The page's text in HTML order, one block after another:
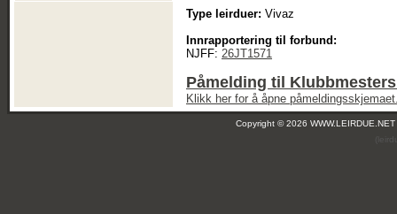
Type leirduer: Vivaz
Innrapportering til forbund:
NJFF: 26JT1571
Påmelding til
Klikk her for å åpne
Copyright © 2026